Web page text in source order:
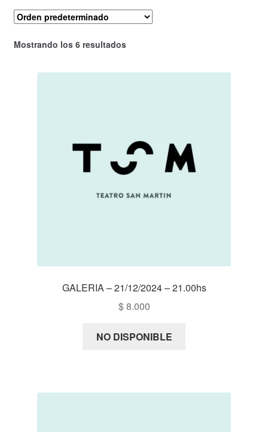
Mostrando los 6 resultados
GALERIA – 21/12/2024 – 21.00hs
$8.000
NO DISPONIBLE